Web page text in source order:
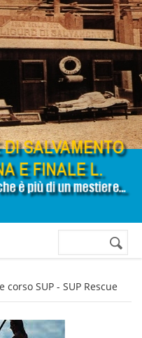
Form di
corso SUP - SUP Rescue